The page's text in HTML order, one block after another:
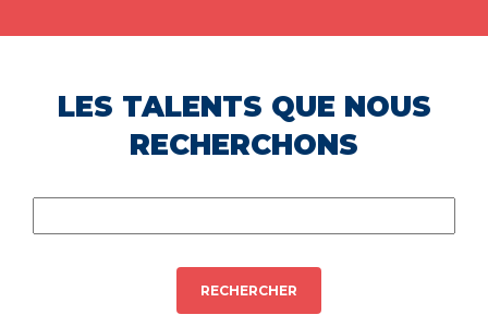
LES TALENTS QUE NOUS
RECHERCHONS
RECHERCHER